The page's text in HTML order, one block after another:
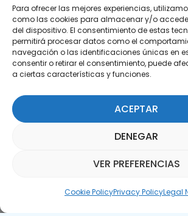
Para ofrecer las mejores experiencias,
como las cookies para almacenar y/o
del dispositivo. El consentimiento de estas
permitirá procesar datos como el
navegación o las identificaciones únicas en
consentir o retirar el consentimiento, puede
a ciertas características y funciones.
ACEPTAR
DENEGAR
VER PREFERENCIAS
Cookie PolicyPrivacy PolicyLegal
Subscribe to our
SUBSCRIBE HERE